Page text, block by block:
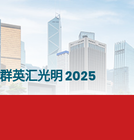
英汇光明 2025